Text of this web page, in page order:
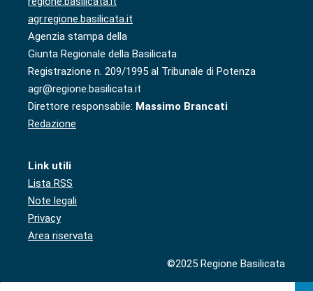
agr.regione.basilicata.it
Agenzia stampa della
Giunta Regionale della Basilicata
Registrazione n. 209/1995 al Tribunale di Potenza
agr@regione.basilicata.it
Direttore responsabile: Massimo Brancati
Redazione
Link utili
Lista RSS
Note legali
Privacy
Area riservata
©2025 Regione Basilicata